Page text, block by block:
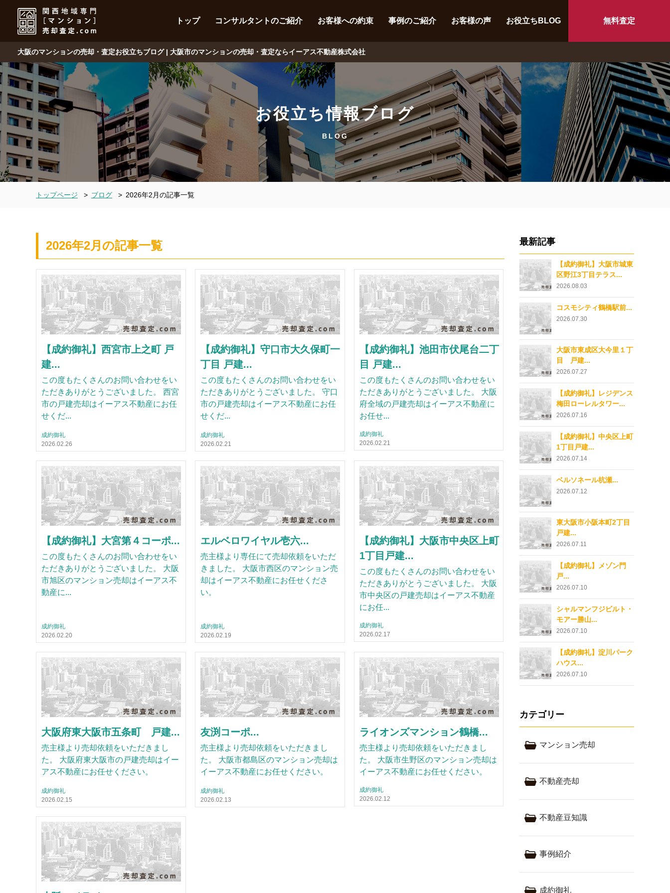
トップ コンサルタントのご紹介 お客様への約束 事例のご紹介 お客様の声 お役立ちBLOG 無料査定
大阪のマンションの売却・査定お役立ちブログ | 大阪市のマンションの売却・査定ならイーアス不動産株式会社
お役立ち情報ブログ
BLOG
トップページ > ブログ > 2026年2月の記事一覧
2026年2月の記事一覧
【成約御礼】西宮市上之町 戸
建...
この度もたくさんのお問い合わせをい
ただきありがとうございました。 西宮
市の戸建売却はイーアス不動産にお任
せくだ...
成約御礼
2026.02.26
【成約御礼】守口市大久保町一
丁目 戸建...
この度もたくさんのお問い合わせをい
ただきありがとうございました。 守口
市の戸建売却はイーアス不動産にお任
せくだ...
成約御礼
2026.02.21
【成約御礼】池田市伏尾台二丁
目 戸建...
この度もたくさんのお問い合わせをい
ただきありがとうございました。 大阪
府全域の戸建売却はイーアス不動産に
お任せ...
成約御礼
2026.02.21
【成約御礼】大宮第４コーポ...
この度もたくさんのお問い合わせをい
ただきありがとうございました。 大阪
市旭区のマンション売却はイーアス不
動産に...
成約御礼
2026.02.20
エルベロワイヤル壱六...
売主様より専任にて売却依頼をいただ
きました。 大阪市西区のマンション売
却はイーアス不動産にお任せくださ
い。
成約御礼
2026.02.19
【成約御礼】大阪市中央区上町
1丁目戸建...
この度もたくさんのお問い合わせをい
ただきありがとうございました。 大阪
市中央区の戸建売却はイーアス不動産
にお任...
成約御礼
2026.02.17
大阪府東大阪市五条町 戸建...
売主様より売却依頼をいただきまし
た。 大阪府東大阪市の戸建売却はイー
アス不動産にお任せください。
成約御礼
2026.02.15
友渕コーポ...
売主様より売却依頼をいただきまし
た。 大阪市都島区のマンション売却は
イーアス不動産にお任せください。
成約御礼
2026.02.13
ライオンズマンション鶴橋...
売主様より売却依頼をいただきまし
た。 大阪市生野区のマンション売却は
イーアス不動産にお任せください。
成約御礼
2026.02.12
最新記事
【成約御礼】大阪市城東
区野江3丁目テラス...
2026.08.03
コスモシティ鶴橋駅前...
2026.07.30
大阪市東成区大今里１丁
目 戸建...
2026.07.27
【成約御礼】レジデンス
梅田ローレルタワー...
2026.07.16
【成約御礼】中央区上町
1丁目戸建...
2026.07.14
ベルソネール杭瀬...
2026.07.12
東大阪市小阪本町2丁目
戸建...
2026.07.11
【成約御礼】メゾン門
戸...
2026.07.10
シャルマンフジビルト・
モアー勝山...
2026.07.10
【成約御礼】淀川パーク
ハウス...
2026.07.10
カテゴリー
マンション売却
不動産売却
不動産豆知識
事例紹介
成約御礼